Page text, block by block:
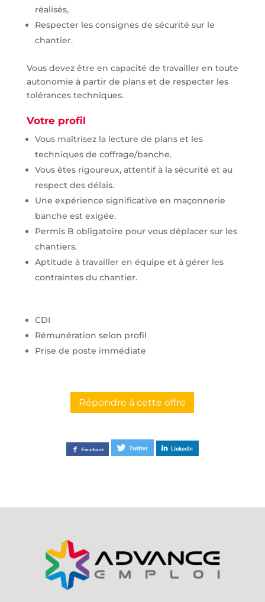
réalisés,
Respecter les consignes de sécurité sur le
chantier.
Vous devez être en capacité de travailler en toute
autonomie à partir de plans et de respecter les
tolérances techniques.
Votre profil
Vous maîtrisez la lecture de plans et les
techniques de coffrage/banche.
Vous êtes rigoureux, attentif à la sécurité et au
respect des délais.
Une expérience significative en maçonnerie
banche est exigée.
Permis B obligatoire pour vous déplacer sur les
chantiers.
Aptitude à travailler en équipe et à gérer les
contraintes du chantier.
CDI
Rémunération selon profil
Prise de poste immédiate
Répondre à cette offre